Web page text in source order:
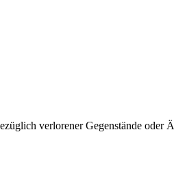
verlorener Gegenstände oder